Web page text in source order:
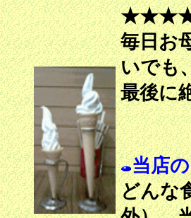
毎日お
いでも
最後
レギ
当店
どんな